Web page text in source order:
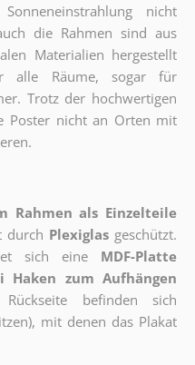
nicht
die Rahmen sind aus
Materialien hergestellt
alle Räume, sogar für
Trotz der hochwertigen
Poster nicht an Orten mit
Rahmen als Einzelteile
durch Plexiglas geschützt.
sich eine
MDF-Platte
Haken zum Aufhängen
befinden sich
mit denen das Plakat